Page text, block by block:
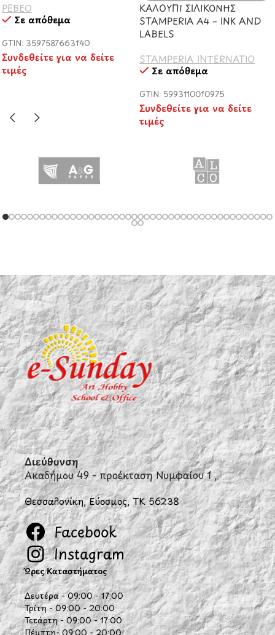
PEBEO
Σε απόθεμα
GTIN: 3597587663140
Συνδεθείτε για να δείτε
τιμές
ΚΑΛΟΥΠΙ ΣΙΛΙΚΟΝΗΣ
STAMPERIA Α4 – INK AND
LABELS
STAMPERIA INTERNATIO
Σε απόθεμα
GTIN: 5993110010975
Συνδεθείτε για να δείτε
τιμές
Διεύθυνση
Ακαδήμου 49 - προέκταση Νυμφαίου 1 ,
Θεσσαλονίκη, Εύοσμος, ΤΚ 56238
Facebook
Instagram
Ώρες Καταστήματος
Δευτέρα - 09:00 - 17:00
Τρίτη - 09:00 - 20:00
Τετάρτη - 09:00 - 17:00
Πέμπτη- 09:00 - 20:00